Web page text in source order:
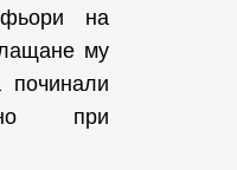
на
му
при